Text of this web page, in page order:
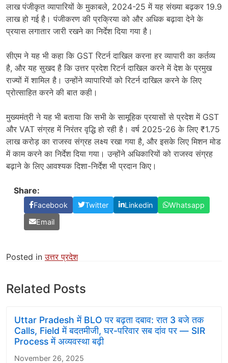
लाख पंजीकृत व्यापारियों के मुकाबले, 2024-25 में यह संख्या बढ़कर 19.9
लाख हो गई है। पंजीकरण की प्रक्रिया को और अधिक बढ़ावा देने के
प्रयास लगातार जारी रखने का निर्देश दिया गया है।
सीएम ने यह भी कहा कि GST रिटर्न दाखिल करना हर व्यापारी का कर्तव्य
है, और यह सुखद है कि उत्तर प्रदेश रिटर्न दाखिल करने में देश के प्रमुख
राज्यों में शामिल है। उन्होंने व्यापारियों को रिटर्न दाखिल करने के लिए
प्रोत्साहित करने की बात कही।
मुख्यमंत्री ने यह भी बताया कि सभी के सामूहिक प्रयासों से प्रदेश में GST
और VAT संग्रह में निरंतर वृद्धि हो रही है। वर्ष 2025-26 के लिए ₹1.75
लाख करोड़ का राजस्व संग्रह लक्ष्य रखा गया है, और इसके लिए मिशन मोड
में काम करने का निर्देश दिया गया। उन्होंने अधिकारियों को राजस्व संग्रह
बढ़ाने के लिए आवश्यक दिशा-निर्देश भी प्रदान किए।
Share:
Facebook Twitter Linkedin
Whatsapp
Email
Posted inउत्तर प्रदेश
Related Posts
Uttar Pradesh में BLO पर बढ़ता दबाव: रात 3 बजे तक
Calls, Field में बदतमीजी, घर-परिवार सब दांव पर — SIR
Process में अव्यवस्था बढ़ी
November 26, 2025